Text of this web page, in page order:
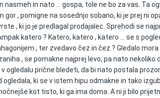
in nato … gospa, tole ne bo za vas. Ta
, pomigne na sosednjo sobano, ki je prej ni
, ki jo je predlagal prodajalec. Sprehodi se
katero ? Katero, katero , katero … se s
, ter zvedavo čez in čez ? Gledalo
, se pomakne najprej levo, pa nato
prične bledeti, da bi nato postala
ki se v istem hipu odmakne in tako
kot tisto, ki ga ima doma. A ni ji bilo